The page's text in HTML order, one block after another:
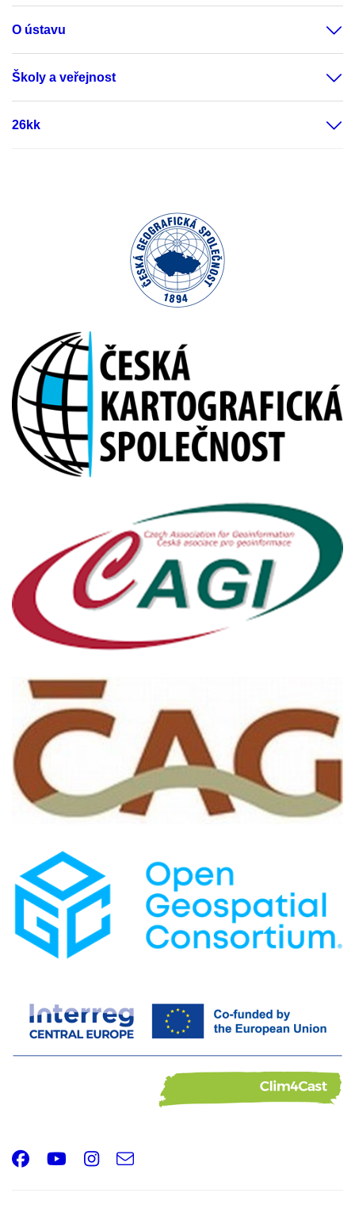
O ústavu
Školy a veřejnost
26kk
Facebook
Youtube
Instagram
e-